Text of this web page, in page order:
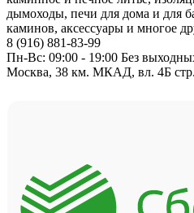
дымоходы, печи для дома и для
каминов, аксессуары и многое
8 (916) 881-83-99
Пн-Вс: 09:00 - 19:00 Без
Москва, 38 км. МКАД, вл. 4Б